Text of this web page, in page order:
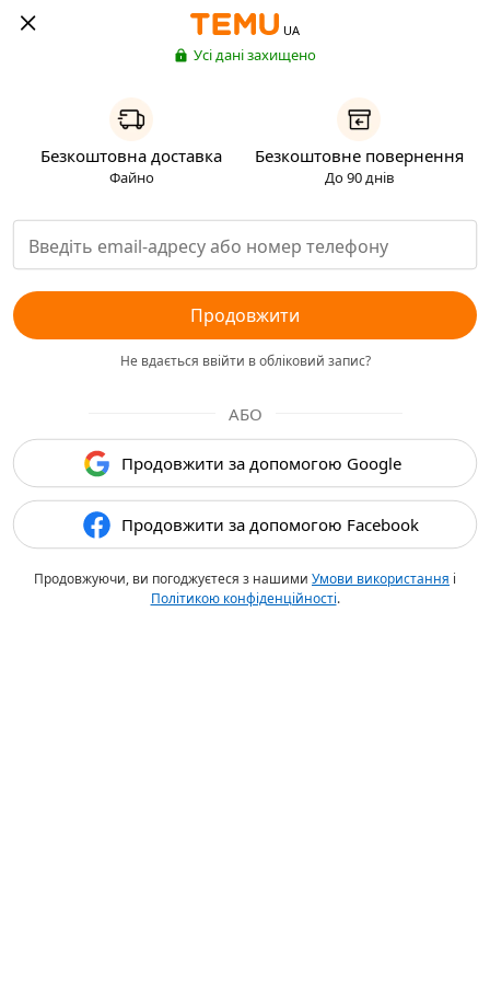
UA
Усі дані захищено
Безкоштовна доставка
Файно
Безкоштовне повернення
До 90 днів
Продовжити
Не вдається ввійти в обліковий запис?
АБО
Продовжити за допомогою Google
Продовжити за допомогою Facebook
Продовжуючи, ви погоджуєтеся з нашими Умови використання і
Політикою конфіденційності.